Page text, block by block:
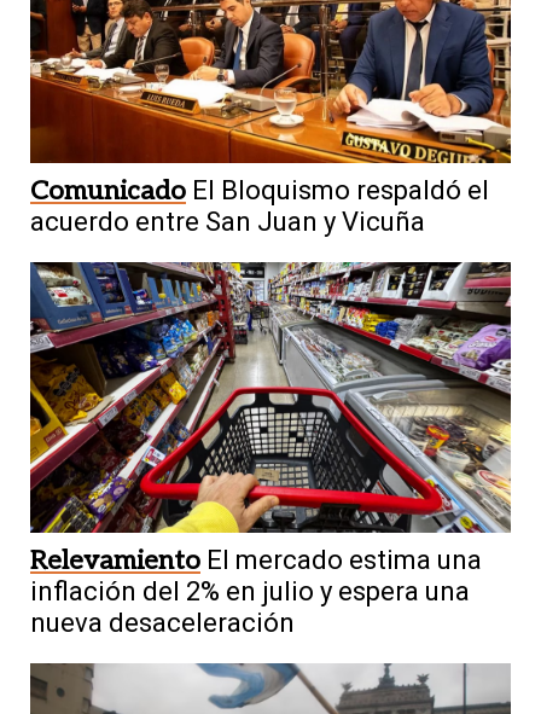
Comunicado El Bloquismo respaldó el
acuerdo entre San Juan y Vicuña
Relevamiento El mercado estima una
inflación del 2% en julio y espera una
nueva desaceleración